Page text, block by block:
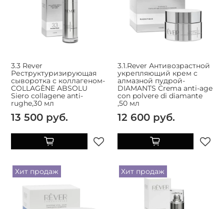
3.3 Rever
Реструктуризирующая
сыворотка с коллагеном-
COLLAGÈNE ABSOLU
Siero collagene anti-
rughe,30 мл
13 500 руб.
3.1.Rever Антивозрастной
укрепляющий крем с
алмазной пудрой-
DIAMANTS Crema anti-age
con polvere di diamante
,50 мл
12 600 руб.
Хит продаж Хит продаж